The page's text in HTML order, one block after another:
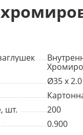
Ø35 x 2.0
шт.
200
0.900